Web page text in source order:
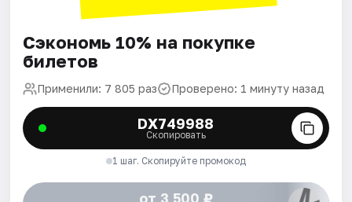
Сэкономь 10% на покупке
билетов
Применили: 7 805 раз Проверено: 1 минуту назад
DX749988
Скопировать
1 шаг. Скопируйте промокод
от 3 500 ₽